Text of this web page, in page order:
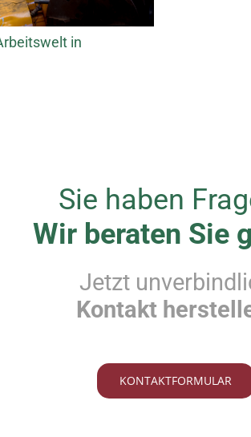
in
Sie haben
Wir beraten Sie
Jetzt
Kontakt
KONTAKTFORMULAR